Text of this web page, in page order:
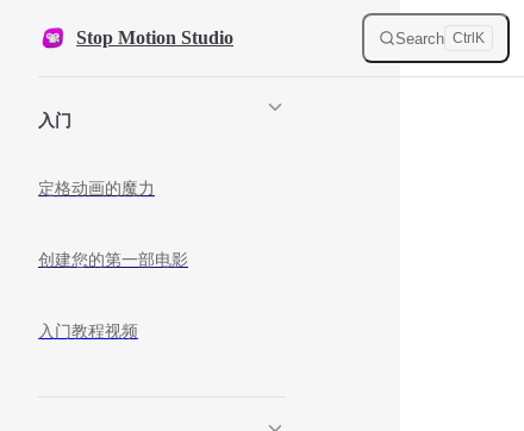
Skip to content
Stop Motion Studio Search Ctrl K
入门
定格动画的魔力
创建您的第一部电影
入门教程视频